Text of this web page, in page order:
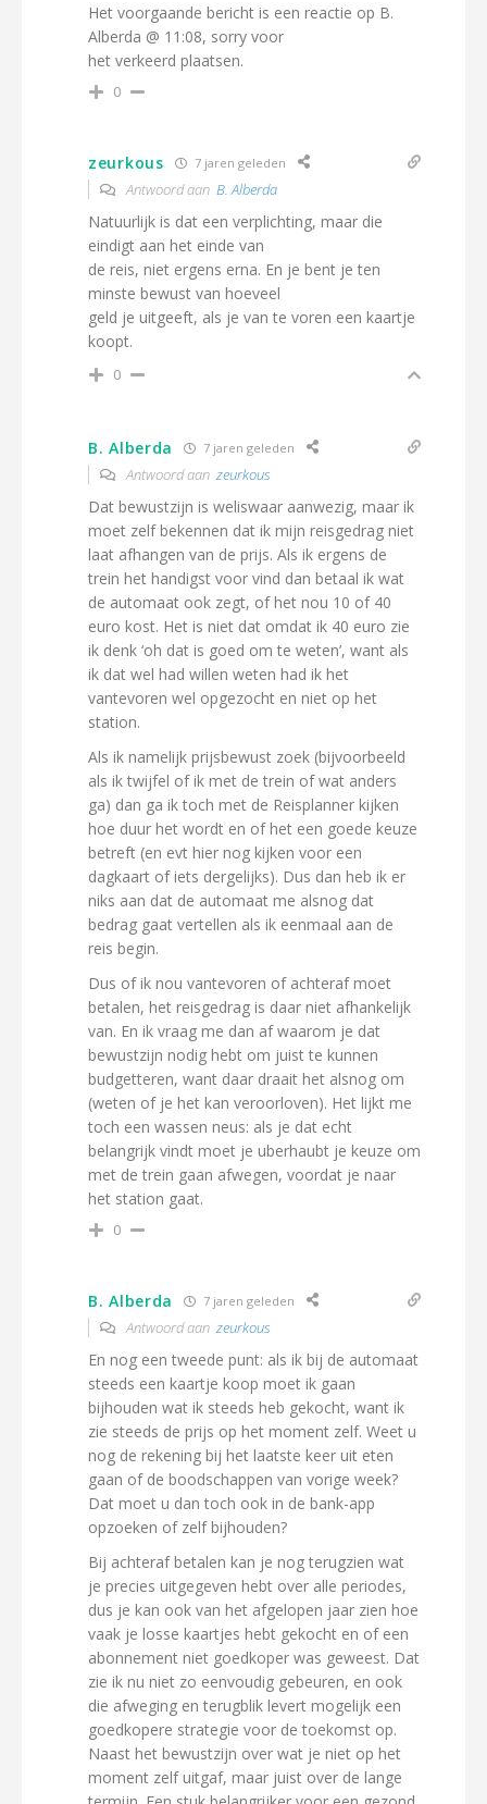
Het voorgaande bericht is een reactie op B.
Alberda @ 11:08, sorry voor
het verkeerd plaatsen.
0
zeurkous 7 jaren geleden
Antwoord aan B. Alberda
Natuurlijk is dat een verplichting, maar die
eindigt aan het einde van
de reis, niet ergens erna. En je bent je ten
minste bewust van hoeveel
geld je uitgeeft, als je van te voren een kaartje
koopt.
0
B. Alberda 7 jaren geleden
Antwoord aan zeurkous
Dat bewustzijn is weliswaar aanwezig, maar ik
moet zelf bekennen dat ik mijn reisgedrag niet
laat afhangen van de prijs. Als ik ergens de
trein het handigst voor vind dan betaal ik wat
de automaat ook zegt, of het nou 10 of 40
euro kost. Het is niet dat omdat ik 40 euro zie
ik denk ‘oh dat is goed om te weten’, want als
ik dat wel had willen weten had ik het
vantevoren wel opgezocht en niet op het
station.
Als ik namelijk prijsbewust zoek (bijvoorbeeld
als ik twijfel of ik met de trein of wat anders
ga) dan ga ik toch met de Reisplanner kijken
hoe duur het wordt en of het een goede keuze
betreft (en evt hier nog kijken voor een
dagkaart of iets dergelijks). Dus dan heb ik er
niks aan dat de automaat me alsnog dat
bedrag gaat vertellen als ik eenmaal aan de
reis begin.
Dus of ik nou vantevoren of achteraf moet
betalen, het reisgedrag is daar niet afhankelijk
van. En ik vraag me dan af waarom je dat
bewustzijn nodig hebt om juist te kunnen
budgetteren, want daar draait het alsnog om
(weten of je het kan veroorloven). Het lijkt me
toch een wassen neus: als je dat echt
belangrijk vindt moet je uberhaubt je keuze om
met de trein gaan afwegen, voordat je naar
het station gaat.
0
B. Alberda 7 jaren geleden
Antwoord aan zeurkous
En nog een tweede punt: als ik bij de automaat
steeds een kaartje koop moet ik gaan
bijhouden wat ik steeds heb gekocht, want ik
zie steeds de prijs op het moment zelf. Weet u
nog de rekening bij het laatste keer uit eten
gaan of de boodschappen van vorige week?
Dat moet u dan toch ook in de bank-app
opzoeken of zelf bijhouden?
Bij achteraf betalen kan je nog terugzien wat
je precies uitgegeven hebt over alle periodes,
dus je kan ook van het afgelopen jaar zien hoe
vaak je losse kaartjes hebt gekocht en of een
abonnement niet goedkoper was geweest. Dat
zie ik nu niet zo eenvoudig gebeuren, en ook
die afweging en terugblik levert mogelijk een
goedkopere strategie voor de toekomst op.
Naast het bewustzijn over wat je niet op het
moment zelf uitgaf, maar juist over de lange